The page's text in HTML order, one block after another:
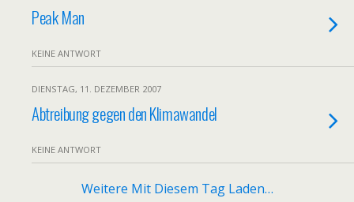
Peak Man
KEINE ANTWORT
DIENSTAG, 11. DEZEMBER 2007
Abtreibung gegen den Klimawandel
KEINE ANTWORT
Weitere Mit Diesem Tag Laden…